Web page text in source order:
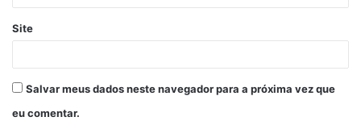
Site
Salvar meus dados neste navegador para a próxima vez que
eu comentar.